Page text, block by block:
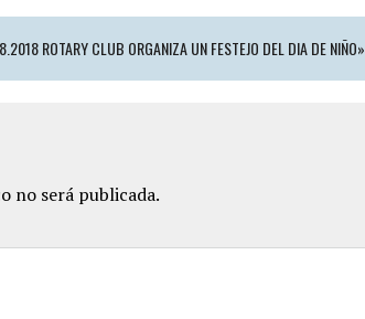
ROTARY CLUB ORGANIZA UN FESTEJO DEL DIA DE NIÑO»
no será publicada.